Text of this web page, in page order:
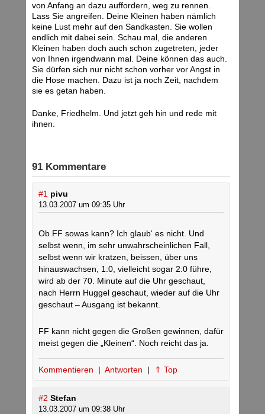
von Anfang an dazu auffordern, weg zu rennen.
Lass Sie angreifen. Deine Kleinen haben nämlich
keine Lust mehr auf den Sandkasten. Sie wollen
endlich mit dabei sein. Schau mal, die anderen
Kleinen haben doch auch schon zugetreten, jeder
von Ihnen irgendwann mal. Deine können das auch.
Sie dürfen sich nur nicht schon vorher vor Angst in
die Hose machen. Dazu ist ja noch Zeit, nachdem
sie es getan haben.
Danke, Friedhelm. Und jetzt geh hin und rede mit
ihnen.
91 Kommentare
#1 pivu
13.03.2007 um 09:35 Uhr
Ob FF sowas kann? Ich glaub‘ es nicht. Und
selbst wenn, im sehr unwahrscheinlichen Fall,
selbst wenn wir kratzen, beissen, über uns
hinauswachsen, 1:0, vielleicht sogar 2:0 führe,
wird ab der 70. Minute auf die Uhr geschaut,
nach Herrn Huggel geschaut, wieder auf die Uhr
geschaut – Ausgang ist bekannt.
FF kann nicht gegen die Großen gewinnen, dafür
meist gegen die „Kleinen“. Noch reicht das ja.
Kommentieren | Antworten | ⇑ Top
#2 Stefan
13.03.2007 um 09:38 Uhr